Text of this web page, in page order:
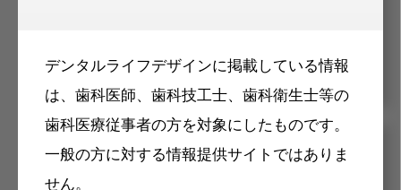
デンタルライフデザインに掲載している情報
は、歯科医師、歯科技工士、歯科衛生士等の
歯科医療従事者の方を対象にしたものです。
一般の方に対する情報提供サイトではありま
せん。
メリット